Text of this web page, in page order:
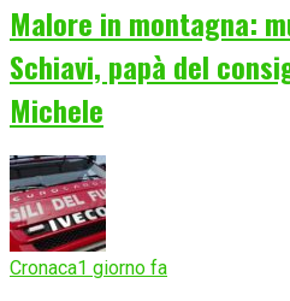
Malore in montagna:
Schiavi, papà del
Michele
Cronaca1 giorno fa